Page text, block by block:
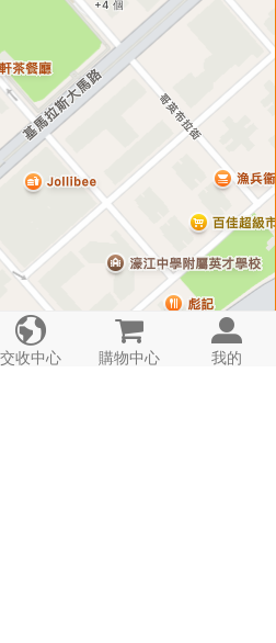

交收中心

購物中心

我的